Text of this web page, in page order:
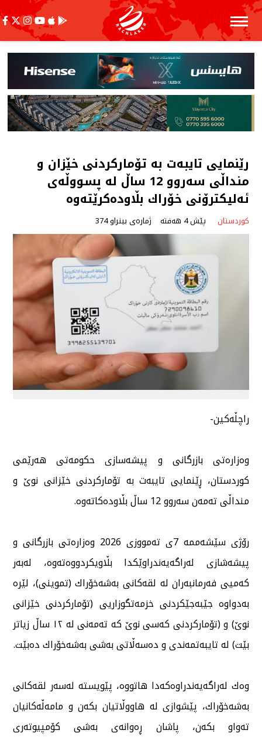
رێنمایی تایبەت بە تۆماركردنی خێزان و
منداڵی سەروو 12 ساڵ لە پسووڵەی
ئەلیكترۆنی خۆراك بڵاودەكرێتەوە
کوردستان پێش 4 هەفتە ژمارەی بینراو 374
راچڵەكین-
وەزارەتی بازرگانی و پیشەسازی حكومەتی هەرێمی
كوردستان، ڕێنمایی تایبەت بە تۆماركردنی خێزانی نوێ و
منداڵی تەمەن سەروو 12 ساڵ بڵاودەكاتەوە.
رۆژی سێشەممە 7ی تەمووزی 2026 وەزارەتی بازرگانی و
پیشەشازی لەراگەیەندراوێكدا بڵاویكردووەتەوە، لەبەر
كەمیی فەرمانبەران لە لقەكانی بەشەخۆراك (تموینی)، لێرە
بەدواوە جێبەجێكردنی خزمەتگوزاریی (تۆماركردنی خێزانی
نوێ) و (تۆماركردنی كەسی نوێ كە تەمەنی لە ١٢ ساڵ زیاتر
بێت) لە تایبەتمەندی و دەسەڵاتی بەشی بەشەخۆراك دەبێت.
وەك لەراگەیەندراوەكەدا هاتووە، پێویستە لەسەر لقەكانی
بەشەخۆراك، پێشوازی لە هاووڵاتیان بكەن و مامەڵەكانیان
تەواو بكەن، پاشان ڕەوانەی بەشی كۆمپیوتەری